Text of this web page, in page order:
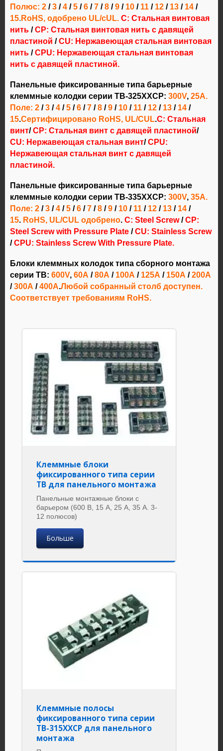
Полюс: 2 /3 /4 /5 /6 /7 /8 /9 /10 /11 /12 /13 /14 /
15.RoHS, одобрено UL/cUL. C: Стальная винтовая
нить /CP: Стальная винтовая нить с давящей
пластиной /CU: Нержавеющая стальная винтовая
нить /CPU: Нержавеющая стальная винтовая
нить с давящей пластиной.
Панельные фиксированные типа барьерные
клеммные колодки серии TB-325XXCP: 300V, 25А.
Поле: 2 /3 /4 /5 /6 /7 /8 /9 /10 /11 /12 /13 /14 /
15.Сертифицировано RoHS, UL/CUL.С: Стальная
винт/CP: Стальная винт с давящей пластиной/
CU: Нержавеющая стальная винт/CPU:
Нержавеющая стальная винт с давящей
пластиной.
Панельные фиксированные типа барьерные
клеммные колодки серии TB-335XXCP: 300V, 35A.
Поле: 2 / 3 / 4 / 5 / 6 / 7 / 8 / 9 / 10 / 11 / 12 / 13 / 14 /
15. RoHS, UL/CUL одобрено. C: Steel Screw/CP:
Steel Screw with Pressure Plate /CU: Stainless Screw
/CPU: Stainless Screw With Pressure Plate.
Блоки клеммных колодок типа сборного монтажа
серии TB: 600V, 60А / 80А / 100А / 125А / 150А / 200А
/ 300А / 400А.Любой собранный столб доступен.
Соответствует требованиям RoHS.
Клеммные блоки
фиксированного типа серии
TB для панельного монтажа
Панельные монтажные блоки с
барьером (600 В, 15 А, 25 А, 35 А. 3-
12 полюсов)
Больше
Клеммные полосы
фиксированного типа серии
TB-315XXCP для панельного
монтажа